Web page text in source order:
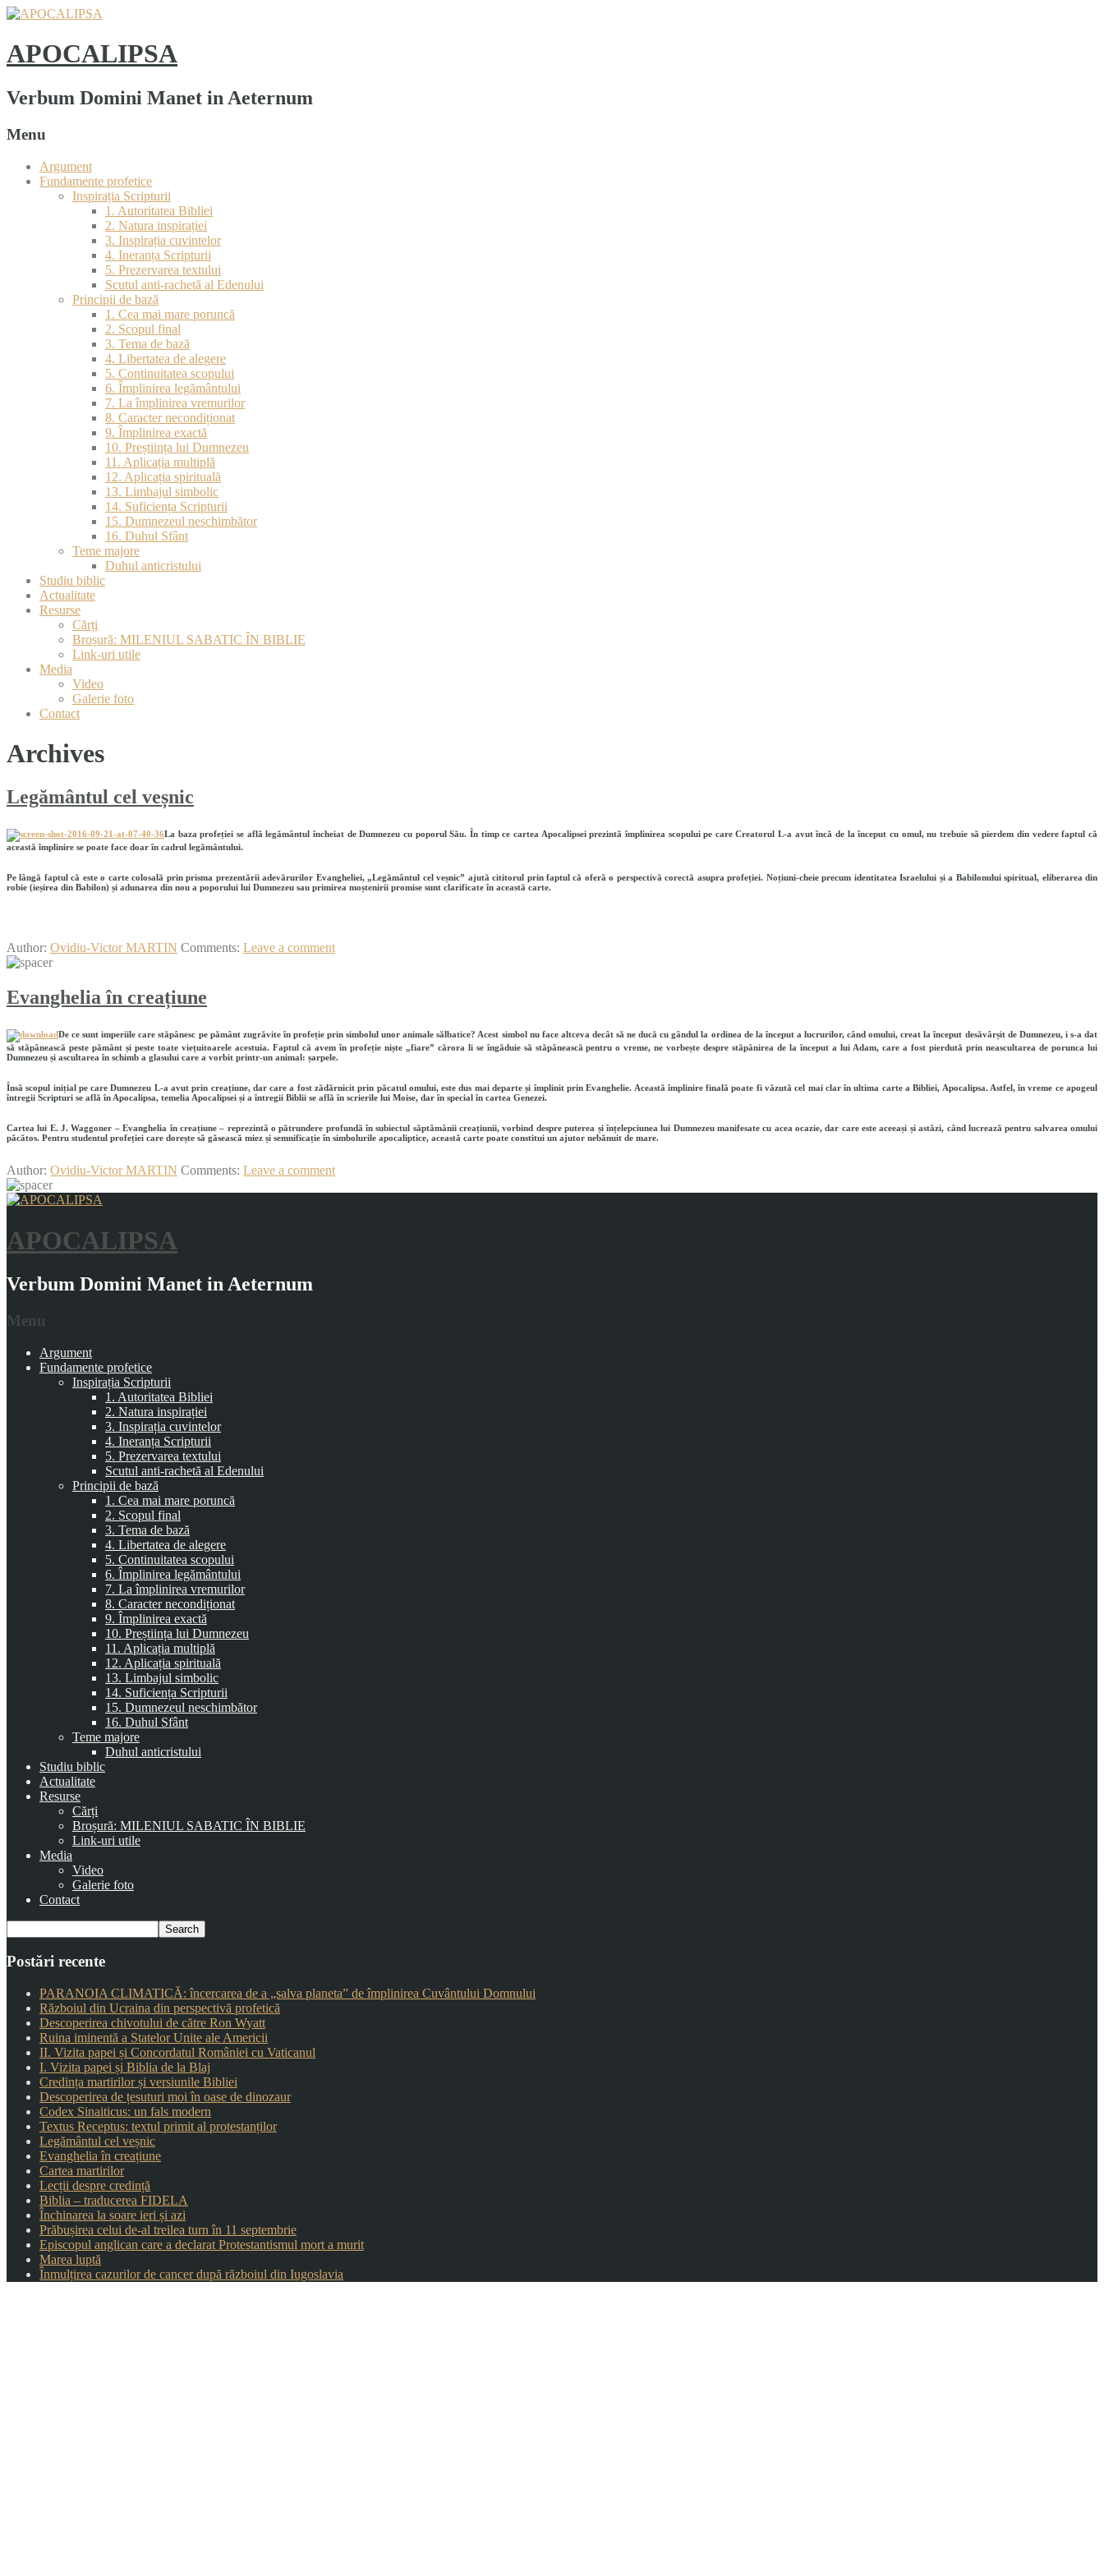
APOCALIPSA
Verbum Domini Manet in Aeternum
Menu
Argument
Fundamente profetice
Inspirația Scripturii
1. Autoritatea Bibliei
2. Natura inspirației
3. Inspirația cuvintelor
4. Ineranța Scripturii
5. Prezervarea textului
Scutul anti-rachetă al Edenului
Principii de bază
1. Cea mai mare poruncă
2. Scopul final
3. Tema de bază
4. Libertatea de alegere
5. Continuitatea scopului
6. Împlinirea legământului
7. La împlinirea vremurilor
8. Caracter necondiționat
9. Împlinirea exactă
10. Preștiința lui Dumnezeu
11. Aplicația multiplă
12. Aplicația spirituală
13. Limbajul simbolic
14. Suficiența Scripturii
15. Dumnezeul neschimbător
16. Duhul Sfânt
Teme majore
Duhul anticristului
Studiu biblic
Actualitate
Resurse
Cărți
Broșură: MILENIUL SABATIC ÎN BIBLIE
Link-uri utile
Media
Video
Galerie foto
Contact
Archives
Legământul cel veșnic
La baza profeției se află legământul încheiat de Dumnezeu cu poporul Său. În timp ce cartea Apocalipsei prezintă împlinirea scopului pe care Creatorul L-a avut încă de la început cu omul, nu trebuie să pierdem din vedere faptul că
această împlinire se poate face doar în cadrul legământului.
Pe lângă faptul că este o carte colosală prin prisma prezentării adevărurilor Evangheliei, „Legământul cel veșnic” ajută cititorul prin faptul că oferă o perspectivă corectă asupra profeției. Noțiuni-cheie precum identitatea Israelului și a Babilonului spiritual, eliberarea din
robie (ieșirea din Babilon) și adunarea din nou a poporului lui Dumnezeu sau primirea moștenirii promise sunt clarificate în această carte.
Author: Ovidiu-Victor MARTIN Comments: Leave a comment
Evanghelia în creațiune
De ce sunt imperiile care stăpânesc pe pământ zugrăvite în profeție prin simbolul unor animale sălbatice? Acest simbol nu face altceva decât să ne ducă cu gândul la ordinea de la început a lucrurilor, când omului, creat la început desăvârșit de Dumnezeu, i s-a dat
să stăpânească peste pământ și peste toate viețuitoarele acestuia. Faptul că avem în profeție niște „fiare” cărora li se îngăduie să stăpânească pentru o vreme, ne vorbește despre stăpânirea de la început a lui Adam, care a fost pierdută prin neascultarea de porunca lui
Dumnezeu și ascultarea în schimb a glasului care a vorbit printr-un animal: șarpele.
Însă scopul inițial pe care Dumnezeu L-a avut prin creațiune, dar care a fost zădărnicit prin păcatul omului, este dus mai departe și împlinit prin Evanghelie. Această împlinire finală poate fi văzută cel mai clar în ultima carte a Bibliei, Apocalipsa. Astfel, în vreme ce apogeul
întregii Scripturi se află în Apocalipsa, temelia Apocalipsei și a întregii Biblii se află în scrierile lui Moise, dar în special în cartea Genezei.
Cartea lui E. J. Waggoner – Evanghelia în creațiune – reprezintă o pătrundere profundă în subiectul săptămânii creațiunii, vorbind despre puterea și înțelepciunea lui Dumnezeu manifesate cu acea ocazie, dar care este aceeași și astăzi, când lucrează pentru salvarea omului
păcătos. Pentru studentul profeției care dorește să găsească miez și semnificație în simbolurile apocaliptice, această carte poate constitui un ajutor nebănuit de mare.
Author: Ovidiu-Victor MARTIN Comments: Leave a comment
APOCALIPSA
Verbum Domini Manet in Aeternum
Menu
Argument
Fundamente profetice
Inspirația Scripturii
1. Autoritatea Bibliei
2. Natura inspirației
3. Inspirația cuvintelor
4. Ineranța Scripturii
5. Prezervarea textului
Scutul anti-rachetă al Edenului
Principii de bază
1. Cea mai mare poruncă
2. Scopul final
3. Tema de bază
4. Libertatea de alegere
5. Continuitatea scopului
6. Împlinirea legământului
7. La împlinirea vremurilor
8. Caracter necondiționat
9. Împlinirea exactă
10. Preștiința lui Dumnezeu
11. Aplicația multiplă
12. Aplicația spirituală
13. Limbajul simbolic
14. Suficiența Scripturii
15. Dumnezeul neschimbător
16. Duhul Sfânt
Teme majore
Duhul anticristului
Studiu biblic
Actualitate
Resurse
Cărți
Broșură: MILENIUL SABATIC ÎN BIBLIE
Link-uri utile
Media
Video
Galerie foto
Contact
Postări recente
PARANOIA CLIMATICĂ: încercarea de a „salva planeta” de împlinirea Cuvântului Domnului
Războiul din Ucraina din perspectivă profetică
Descoperirea chivotului de către Ron Wyatt
Ruina iminentă a Statelor Unite ale Americii
II. Vizita papei și Concordatul României cu Vaticanul
I. Vizita papei și Biblia de la Blaj
Credința martirilor și versiunile Bibliei
Descoperirea de țesuturi moi în oase de dinozaur
Codex Sinaiticus: un fals modern
Textus Receptus: textul primit al protestanților
Legământul cel veșnic
Evanghelia în creațiune
Cartea martirilor
Lecții despre credință
Biblia – traducerea FIDELA
Închinarea la soare ieri și azi
Prăbușirea celui de-al treilea turn în 11 septembrie
Episcopul anglican care a declarat Protestantismul mort a murit
Marea luptă
Înmulțirea cazurilor de cancer după războiul din Iugoslavia